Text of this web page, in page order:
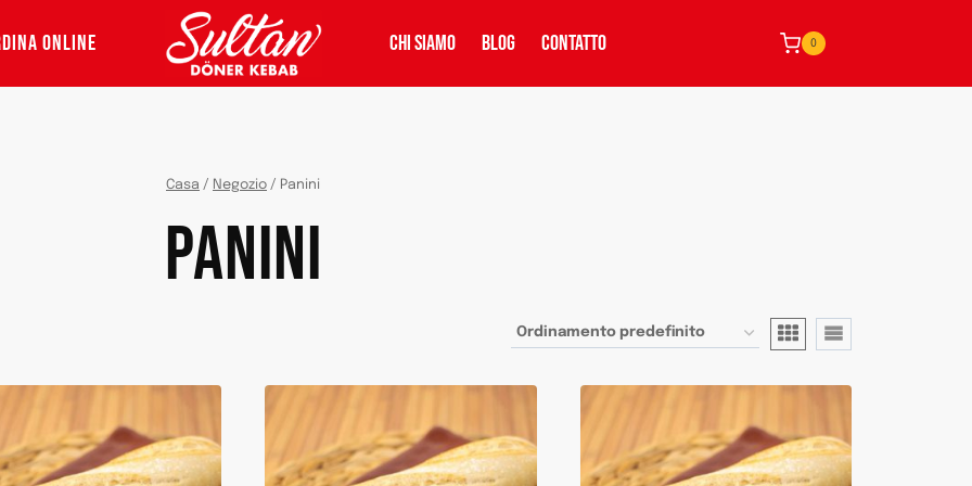
ONLINE CHI SIAMO BLOG CONTATTO 0
Casa / Negozio / Panini
PANINI